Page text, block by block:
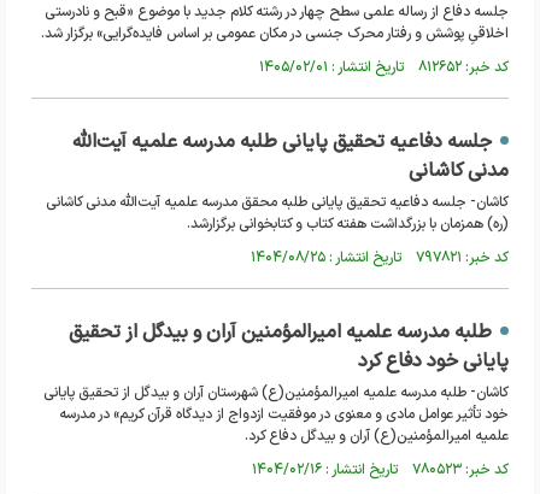
جلسه دفاع از رساله علمی سطح چهار در رشته کلام جدید با موضوع «قبح و نادرستی
اخلاقیِ پوشش و رفتار محرک جنسی در مکان عمومی بر اساس فایده‌گرایی» برگزار شد.
کد خبر: ۸۱۲۶۵۲ تاریخ انتشار : ۱۴۰۵/۰۲/۰۱
جلسه دفاعیه تحقیق پایانی طلبه مدرسه علمیه آیت‌الله
مدنی کاشانی
کاشان- جلسه دفاعیه تحقیق پایانی طلبه محقق مدرسه علمیه آیت‌الله مدنی کاشانی
(ره) همزمان با بزرگداشت هفته کتاب و کتابخوانی برگزارشد.
کد خبر: ۷۹۷۸۲۱ تاریخ انتشار : ۱۴۰۴/۰۸/۲۵
طلبه مدرسه علمیه امیرالمؤمنین آران و بیدگل از تحقیق
پایانی خود دفاع کرد
کاشان- طلبه مدرسه علمیه امیرالمؤمنین(ع) شهرستان آران و بیدگل از تحقیق پایانی
خود تأثیر عوامل مادی و معنوی در موفقیت ازدواج از دیدگاه قرآن کریم» در مدرسه
علمیه امیرالمؤمنین(ع) آران و بیدگل دفاع کرد.
کد خبر: ۷۸۰۵۲۳ تاریخ انتشار : ۱۴۰۴/۰۲/۱۶